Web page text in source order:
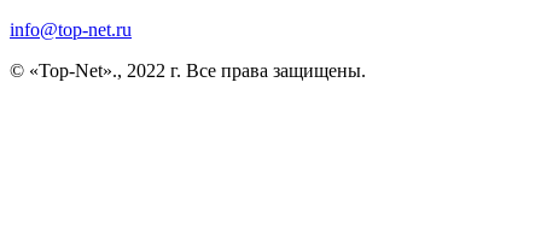
info@top-net.ru
© «Top-Net»., 2022 г. Все права защищены.